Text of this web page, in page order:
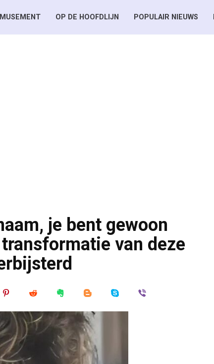
OP DE HOOFDLIJN POPULAIR NIEUWS
je bent gewoon
van deze